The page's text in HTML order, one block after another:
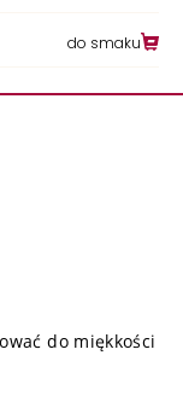
do smaku
do miękkości